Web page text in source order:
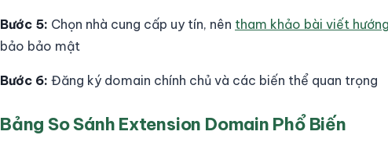
Bước 5: Chọn nhà cung cấp uy tín, nên tham khảo bài viết
bảo bảo mật
Bước 6: Đăng ký domain chính chủ và các biến thể quan trọng
Bảng So Sánh Extension Domain Phổ Biến